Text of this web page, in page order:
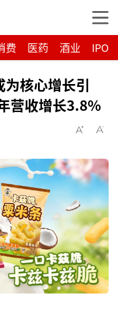
费 医药 酒业 IPO
核心增长引
营收增长3.8%